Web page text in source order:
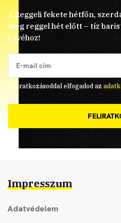
A Reggeli fekete hétfőn,
még reggel hét előtt – tíz
kávéhoz!
Feliratkozásoddal elfogadod az
Impresszum
Adatvédelem